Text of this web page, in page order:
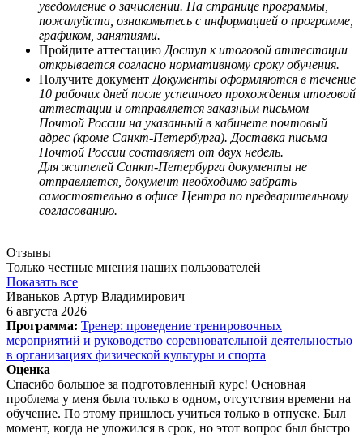
уведомление о зачислении. На странице программы,
пожалуйста, ознакомьтесь с информацией о программе,
графиком, занятиями.
Пройдите аттестацию Доступ к итоговой аттестации
открывается согласно нормативному сроку обучения.
Получите документ Документы оформляются в течение
10 рабочих дней после успешного прохождения итоговой
аттестации и отправляется заказным письмом
Почтой России на указанный в кабинете почтовый
адрес (кроме Санкт-Петербурга). Доставка письма
Почтой России составляет от двух недель.
Для жителей Санкт-Петербурга документы не
отправляется, документ необходимо забрать
самостоятельно в офисе Центра по предварительному
согласованию.
Отзывы
Только честные мнения наших пользователей
Показать все
Иваньков Артур Владимирович
6 августа 2026
Программа: Тренер: проведение тренировочных
мероприятий и руководство соревновательной деятельностью
в организациях физической культуры и спорта
Оценка
Спасибо большое за подготовленный курс! Основная
проблема у меня была только в одном, отсутствия времени на
обучение. По этому пришлось учиться только в отпуске. Был
момент, когда не уложился в срок, но этот вопрос был быстро